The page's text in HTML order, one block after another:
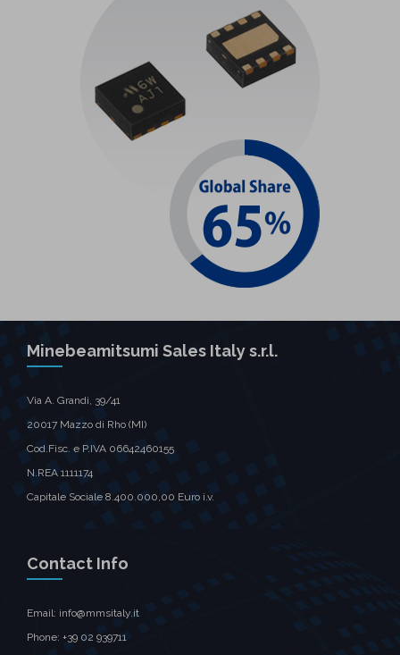
Minebeamitsumi Sales Italy s.r.l.
Via A. Grandi, 39/41
20017 Mazzo di Rho (MI)
Cod.Fisc. e P.IVA 06642460155
N.REA 1111174
Capitale Sociale 8.400.000,00 Euro i.v.
Contact Info
Email: info@mmsitaly.it
Phone: +39 02 939711